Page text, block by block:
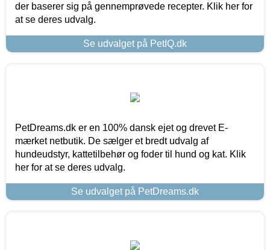
der baserer sig på gennemprøvede recepter. Klik her for
at se deres udvalg.
Se udvalget på PetIQ.dk
PetDreams.dk er en 100% dansk ejet og drevet E-
mærket netbutik. De sælger et bredt udvalg af
hundeudstyr, kattetilbehør og foder til hund og kat. Klik
her for at se deres udvalg.
Se udvalget på PetDreams.dk